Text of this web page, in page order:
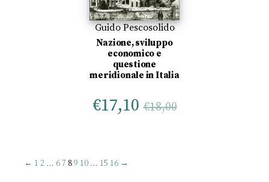
Guido Pescosolido
Nazione, sviluppo
economico e
questione
meridionale in Italia
€17,10 €18,00
← 1 2 … 67 89 10 … 15 16 →